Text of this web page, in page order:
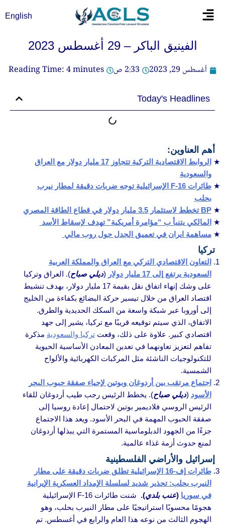
Flyout
English
الفينيق الباكر – 29 أغسطس 2023
أغسطس 29, 2023
2:33 ص Reading Time:4minutes
Today's Headlines
أهم العناوين:
الروابط الاقتصادية التركية تتجاوز 17 مليار دولار مع العراق
والسعودية
طائرات F-16 الإسرائيلية توجه ضربات دقيقة لمطار نيرب
بحلب
BP تخطط لاستثمار 3.5 مليار دولار في قطاع الطاقة المصري
المالكي يتنبأ ب “مؤامرة أمريكية” تهدف لإسقاط الأسد
مساهمة ايران في تعميق الجدل حول روب مالي
تركيا
التعاون الاقتصادي التركي مع العراق والمملكة العربية
السعودية يرتفع إلى 17 مليار دولار
(ديلي صباح). العراق وتركيا
على وشك إنهاء اتفاق نقل بقيمة 17 مليار دولار، بهدف تنشيط
اقتصاد العراق من خلال تيسير حركة البضائع بكفاءة من الخليج
إلى أوروبا عبر شبكة واسعة من السكك الحديدية والطرق.
الاتفاق، الذي سيتم توقيعه قريبًا مع تركيا، يشير إلى جهد
اقتصادي كبير. علاوة على ذلك، وقعتتركيا والسعودية مذكرة
تفاهم لتعزيز تعاونهما في تعدين المعادن الأساسية الحيوية
للتكنولوجيات الناشئة مثل المركبات الكهربائية والألواح
الشمسية.
اجتماع مرتقب بين أردوغان وبوتين لإحياء صفقة حبوب البحر
الأسود (ديلي صباح). يخطط الرئيس رجب طيب أردوغان للقاء
الرئيس الروسي فلاديمير بوتين لاحتمال إعادة روسيا إلى
صفقة الحبوب المهمة في البحر الأسود. ويعد هذا الاجتماع
جزءًا من الجهود الدبلوماسية المستمرة التي يبذلها أردوغان
لمنع حدوث أزمة غذاء عالمية.
إسرائيل والأراضي الفلسطينية
طائرات إف-16 الإسرائيلية تطلق ضربات دقيقة على مطار
النيرب بحلب: تحذير شديد لسلسلة الإمداد العسكرية الإيرانية
في سوريا (عنب بلدي).
شنت طائرات F-16 الإسرائيلية
هجومًا محسوبًا استراتيجيًا على مطار النيرب بحلب، وهو
الهجوم الثالث من نوعه هذا العام والرابع في أغسطس. تم